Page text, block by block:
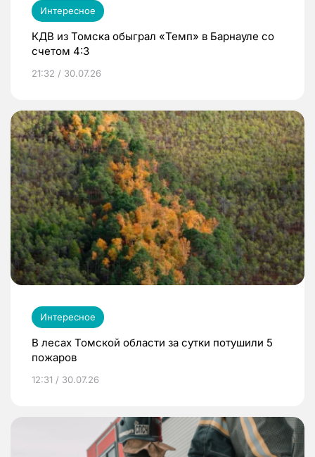
Интересное
КДВ из Томска обыграл «Темп» в Барнауле со
счетом 4:3
21:32 / 30.07.26
Интересное
В лесах Томской области за сутки потушили 5
пожаров
12:31 / 30.07.26